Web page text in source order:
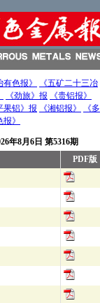
有色报》
《五矿二十三冶
《劲旅》报
《贵铝报》
果铝》报 《湘铝报》
《多
报》
年8月6日 第5316期
PDF版